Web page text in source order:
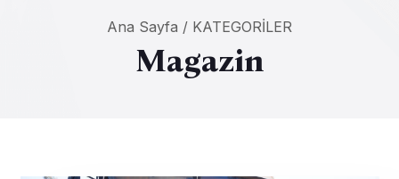
Ana Sayfa / KATEGORILER
Magazin